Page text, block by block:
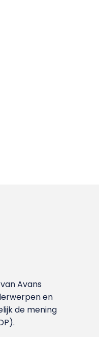
Avans
en
de mening